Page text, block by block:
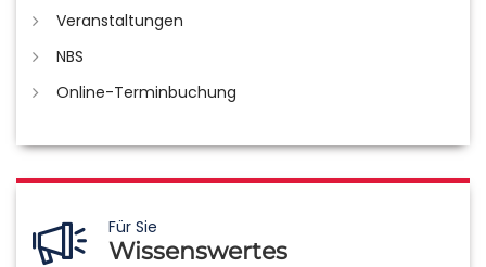
Veranstaltungen
NBS
Online-Terminbuchung
Für Sie
Wissenswertes